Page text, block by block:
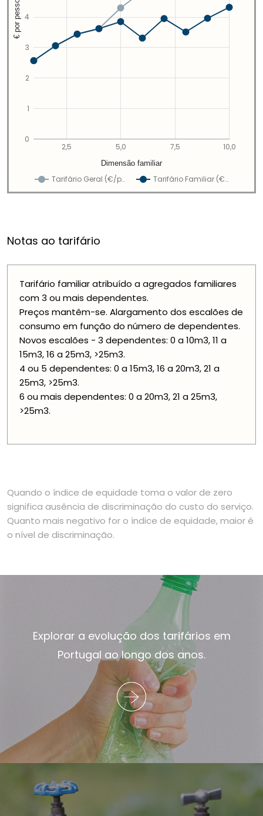
Tarifário Geral (€/p… Tarifário Familiar (€…
2,5 5,0 7,5 10,0
0
1
2
3
4
Dimensão familiar
€ por pessoa
Notas ao tarifário
Tarifário familiar atribuído a agregados familiares
com 3 ou mais dependentes.
Preços mantêm-se. Alargamento dos escalões de
consumo em função do número de dependentes.
Novos escalões - 3 dependentes: 0 a 10m3, 11 a
15m3, 16 a 25m3, >25m3.
4 ou 5 dependentes: 0 a 15m3, 16 a 20m3, 21 a
25m3, >25m3.
6 ou mais dependentes: 0 a 20m3, 21 a 25m3,
>25m3.
Quando o índice de equidade toma o valor de zero
significa ausência de discriminação do custo do serviço.
Quanto mais negativo for o índice de equidade, maior é
o nível de discriminação.
Explorar a evolução dos tarifários em
Portugal ao longo dos anos.